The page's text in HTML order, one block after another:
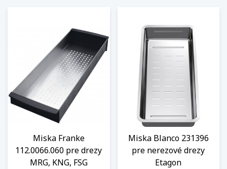
Miska Franke
112.0066.060 pre drezy
MRG, KNG, FSG
Miska Blanco 231396
pre nerezové drezy
Etagon